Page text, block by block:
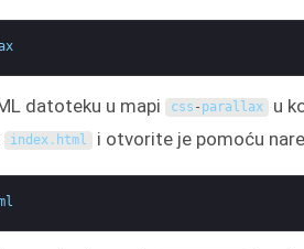
datoteku u mapi css - parallax u
index. html i otvorite je pomoću